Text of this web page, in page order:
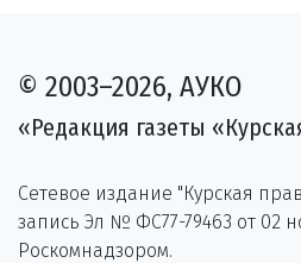
© 2003–2026, АУКО
«Редакция газеты
Сетевое издание "Курская
запись Эл № ФС77-79463 от 02
Роскомнадзором.